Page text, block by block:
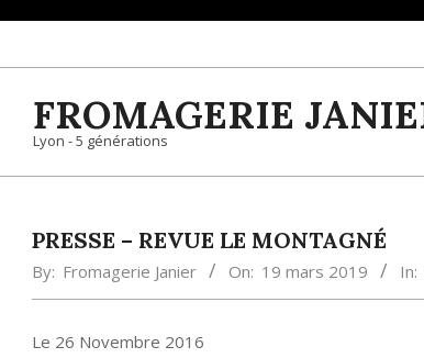
content
FROMAGERIE
Lyon - 5 générations
PRESSE – REVUE LE MONTAGNÉ
By: Fromagerie Janier On: 19 mars 2019 In:
Le 26 Novembre 2016